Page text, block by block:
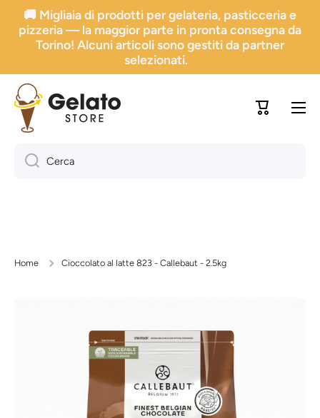
Vai direttamente ai contenuti
🚚 Migliaia di prodotti per gelateria, pasticceria e
pizzeria — la maggior parte in pronta consegna da
Torino! Alcuni articoli sono gestiti da partner
selezionati.
Carrello
Cerca
Home Cioccolato al latte 823 - Callebaut - 2.5kg